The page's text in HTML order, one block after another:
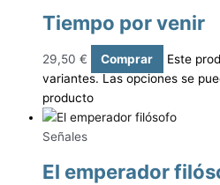
Tiempo por venir
29,50 € Comprar
Este
variantes. Las opciones se
producto
Señales
El emperador